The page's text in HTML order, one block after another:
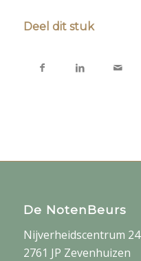
Deel dit stuk
De NotenBeurs
Nijverheidscentrum 24
2761 JP Zevenhuizen